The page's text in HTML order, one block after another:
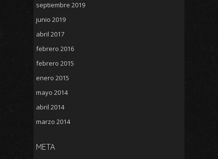
septiembre 2019
junio 2019
abril 2017
febrero 2016
febrero 2015
enero 2015
mayo 2014
abril 2014
marzo 2014
META